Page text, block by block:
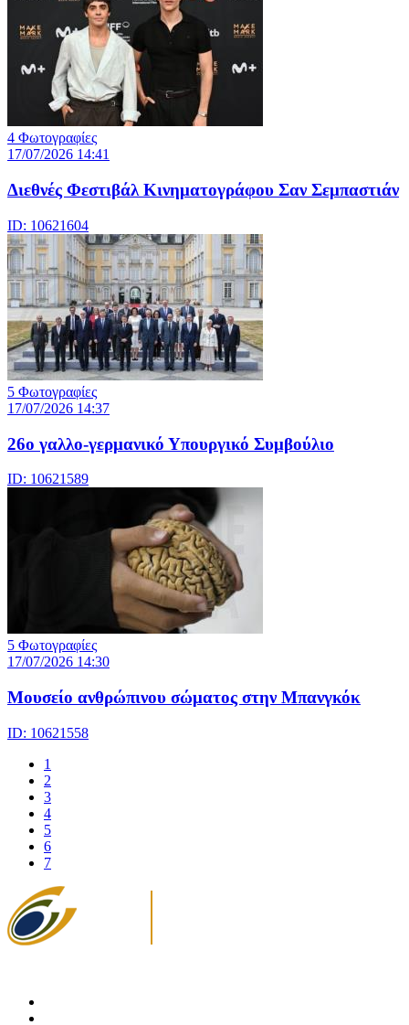
4 Φωτογραφίες
17/07/2026 14:41
Διεθνές Φεστιβάλ Κινηματογράφου Σαν Σεμπαστιάν
ID: 10621604
5 Φωτογραφίες
17/07/2026 14:37
26ο γαλλο-γερμανικό Υπουργικό Συμβούλιο
ID: 10621589
5 Φωτογραφίες
17/07/2026 14:30
Μουσείο ανθρώπινου σώματος στην Μπανγκόκ
ID: 10621558
1
2
3
4
5
6
7